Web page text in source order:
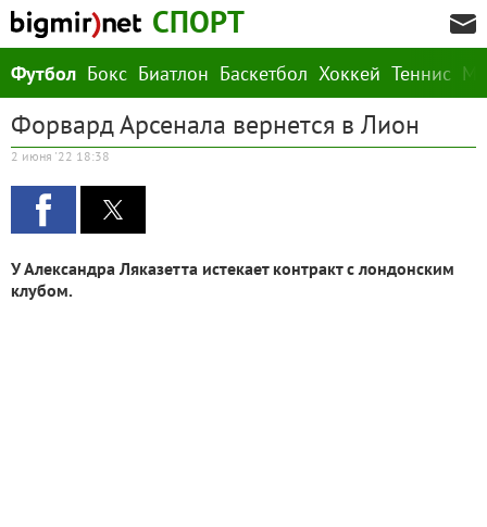
СПОРТ
Футбол Бокс Биатлон Баскетбол Хоккей Теннис
Форвард Арсенала вернется в Лион
2 июня '22 18:38
У Александра Ляказетта истекает контракт с лондонским
клубом.